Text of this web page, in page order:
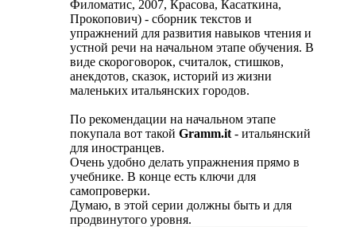
Филоматис, 2007, Красова, Касаткина,
Прокопович) - сборник текстов и
упражнений для развития навыков чтения и
устной речи на начальном этапе обучения. В
виде скороговорок, считалок, стишков,
анекдотов, сказок, историй из жизни
маленьких итальянских городов.
По рекомендации на начальном этапе
покупала вот такой Gramm.it - итальянский
для иностранцев.
Очень удобно делать упражнения прямо в
учебнике. В конце есть ключи для
самопроверки.
Думаю, в этой серии должны быть и для
продвинутого уровня.